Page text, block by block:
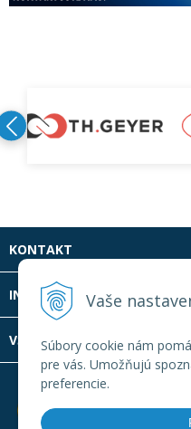
Vaše
Súbory cookie nám
pre vás. Umožňujú
preferencie.
KONTAKT
INFOLINKA
VŠETKO O NÁKUPE